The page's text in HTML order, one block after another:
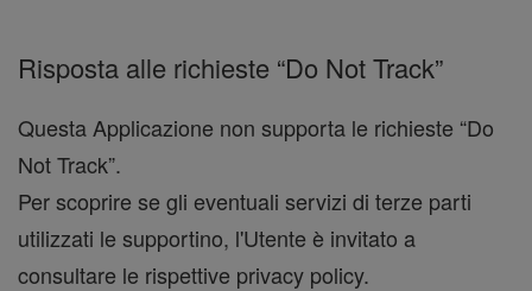
Risposta alle richieste “Do Not Track”
Questa Applicazione non supporta le richieste “Do
Not Track”.
Per scoprire se gli eventuali servizi di terze parti
utilizzati le supportino, l'Utente è invitato a
consultare le rispettive privacy policy.